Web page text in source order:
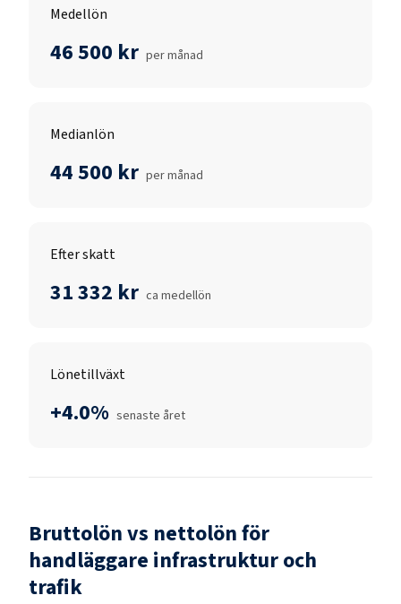
Medellön
46 500 kr per månad
Medianlön
44 500 kr per månad
Efter skatt
31 332 kr ca medellön
Lönetillväxt
+4.0% senaste året
Bruttolön vs nettolön för
handläggare infrastruktur och
trafik